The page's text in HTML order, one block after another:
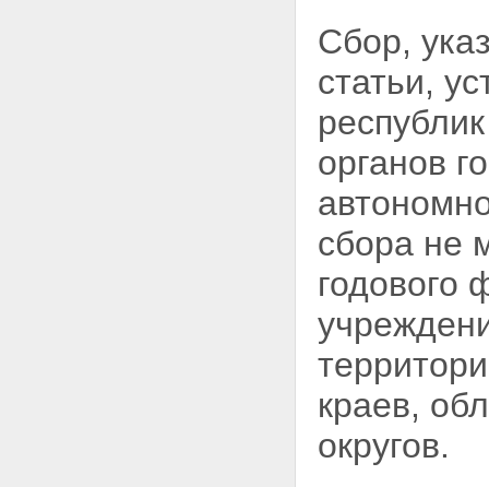
Сбор,
статьи,
органов
сбора не
годового
краев,
округов.